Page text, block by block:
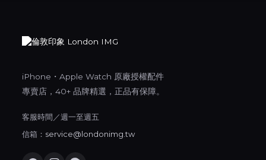
iPhone・Apple Watch 原廠授權配件
專賣店，40+ 品牌精選，正品有保障。
客服時間／週一至週五
信箱： service@londonimg.tw